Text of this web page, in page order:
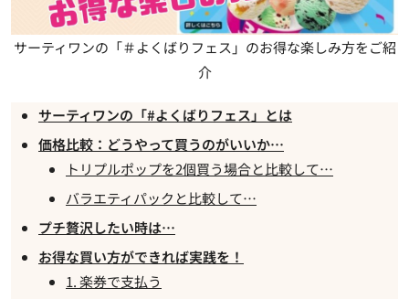
サーティワンの「＃よくばりフェス」のお得な楽しみ方をご紹
介
サーティワンの「#よくばりフェス」とは
価格比較：どうやって買うのがいいか…
トリプルポップを2個買う場合と比較して…
バラエティパックと比較して…
プチ贅沢したい時は…
お得な買い方ができれば実践を！
1. 楽券で支払う